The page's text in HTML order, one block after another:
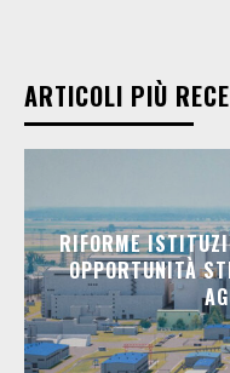
ARTICOLI PIÙ
RIFORME
OPPORTUNITÀ